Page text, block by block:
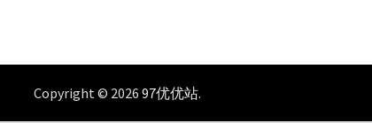
Copyright © 202697优优站.